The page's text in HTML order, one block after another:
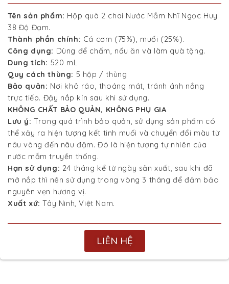
Tên sản phẩm: Hộp quà 2 chai Nước Mắm Nhĩ Ngọc Huy
38 Độ Đạm.
Thành phần chính: Cá cơm (75%), muối (25%).
Công dụng: Dùng để chấm, nấu ăn và làm quà tặng.
Dung tích: 520 mL
Quy cách thùng: 5 hộp / thùng
Bảo quản: Nơi khô ráo, thoáng mát, tránh ánh nắng
trực tiếp. Đậy nắp kín sau khi sử dụng.
KHÔNG CHẤT BẢO QUẢN, KHÔNG PHỤ GIA
Lưu ý: Trong quá trình bảo quản, sử dụng sản phẩm có
thể xảy ra hiện tượng kết tinh muối và chuyển đổi màu từ
nâu vàng đến nâu đậm. Đó là hiện tượng tự nhiên của
nước mắm truyền thống.
Hạn sử dụng: 24 tháng kể từ ngày sản xuất, sau khi đã
mở nắp thì nên sử dụng trong vòng 3 tháng để đảm bảo
nguyên vẹn hương vị.
Xuất xứ: Tây Ninh, Việt Nam.
LIÊN HỆ